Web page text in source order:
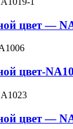
цвет —
цвет-
цвет —